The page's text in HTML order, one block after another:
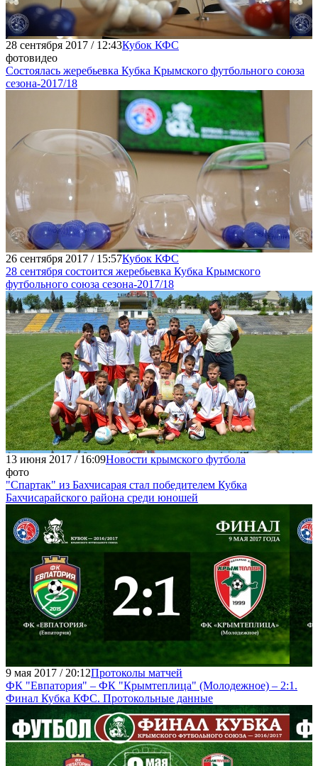
28 сентября 2017 / 12:43Кубок КФС
фотовидео
Состоялась жеребьевка Кубка Крымского футбольного союза
сезона-2017/18
26 сентября 2017 / 15:57Кубок КФС
28 сентября состоится жеребьевка Кубка Крымского
футбольного союза сезона-2017/18
13 июня 2017 / 16:09Новости крымского футбола
фото
"Спартак" из Бахчисарая стал победителем Кубка
Бахчисарайского района среди юношей
9 мая 2017 / 20:12Протоколы матчей
ФК "Евпатория" – ФК "Крымтеплица" (Молодежное) – 2:1.
Финал Кубка КФС. Протокольные данные